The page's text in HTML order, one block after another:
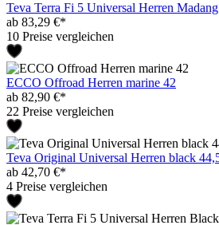
Teva Terra Fi 5 Universal Herren
ab 83,29 €*
10 Preise vergleichen
ECCO Offroad Herren marine 42
ab 82,90 €*
22 Preise vergleichen
Teva Original Universal Herren black
ab 42,70 €*
4 Preise vergleichen